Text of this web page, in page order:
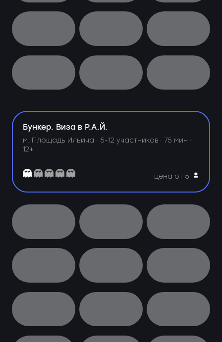
Бункер. Виза в Р.А.Й.
м. Площадь Ильича · 5-12 участников · 75 мин ·
12+
цена от 5